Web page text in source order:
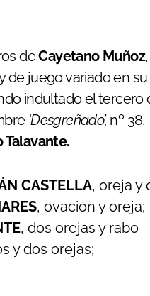
deCayetano Muñoz
de juego variado en su
indultado el tercero
‘Desgreñado’, nº 38,
Talavante.
CASTELLA, oreja y
, ovación y oreja;
, dos orejas y rabo
y dos orejas;